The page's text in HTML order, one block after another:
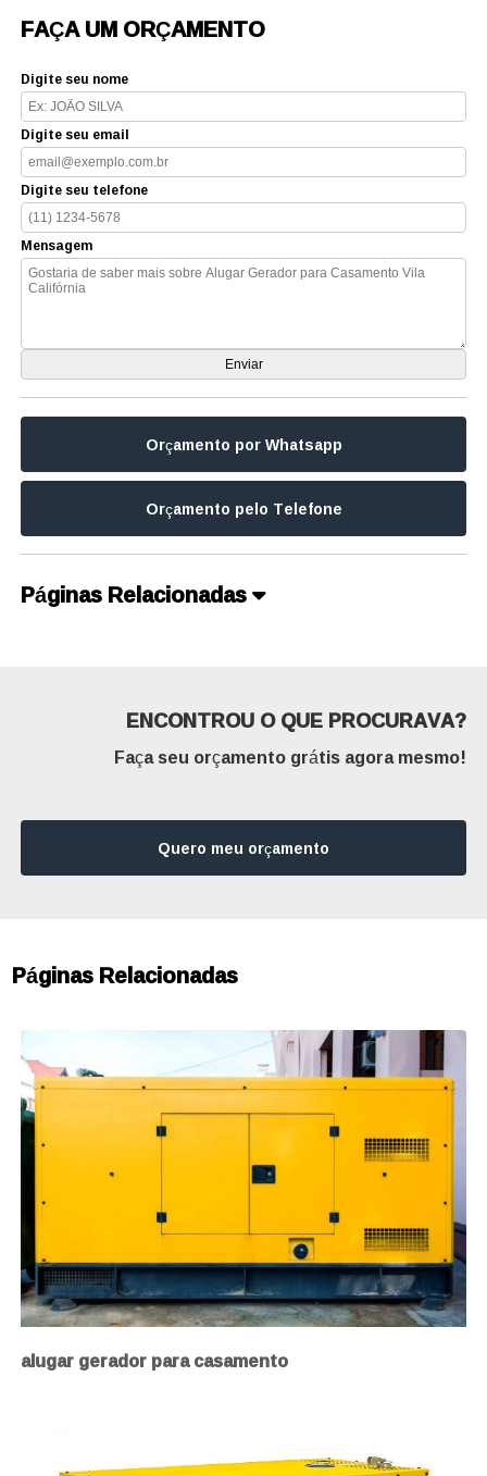
FAÇA UM ORÇAMENTO
Digite seu nome
Digite seu email
Digite seu telefone
Mensagem
Orçamento por Whatsapp
Orçamento pelo Telefone
Páginas Relacionadas
ENCONTROU O QUE PROCURAVA?
Faça seu orçamento grátis agora mesmo!
Quero meu orçamento
Páginas Relacionadas
alugar gerador para casamento